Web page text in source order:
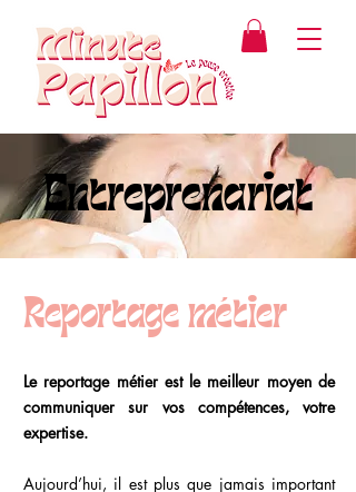
Entreprenariat
Reportage métier
Le reportage métier est le meilleur moyen de
communiquer sur vos compétences, votre
expertise.
Aujourd’hui, il est plus que jamais important